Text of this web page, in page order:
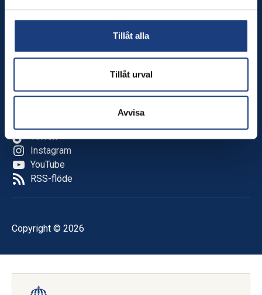
Tillåt alla
Tillåt urval
Avvisa
Om oss
In English
Kalender
TikTok
Instagram
YouTube
RSS-flöde
Copyright © 2026